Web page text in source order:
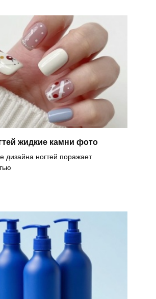
жидкие камни фото
дизайна ногтей поражает